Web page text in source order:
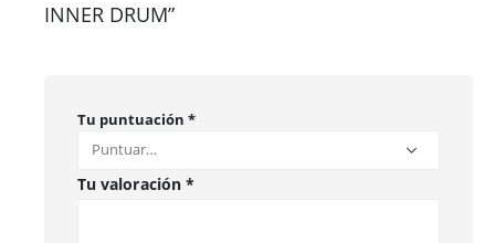
INNER DRUM”
Tu puntuación *
Tu valoración *